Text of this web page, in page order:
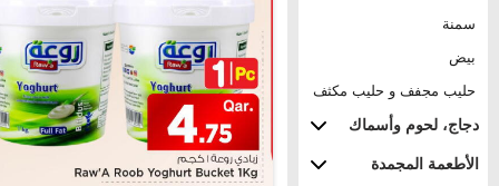
سمنة
بيض
حليب مجفف و حليب مكثف
دجاج، لحوم وأسماك
الأطعمة المجمدة